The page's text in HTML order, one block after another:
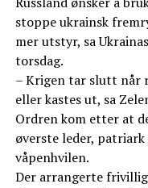
stoppe ukrainsk
mer utstyr, sa
torsdag.
– Krigen tar slutt når
eller kastes ut, sa
Ordren kom etter at
øverste leder,
våpenhvilen.
Der arrangerte